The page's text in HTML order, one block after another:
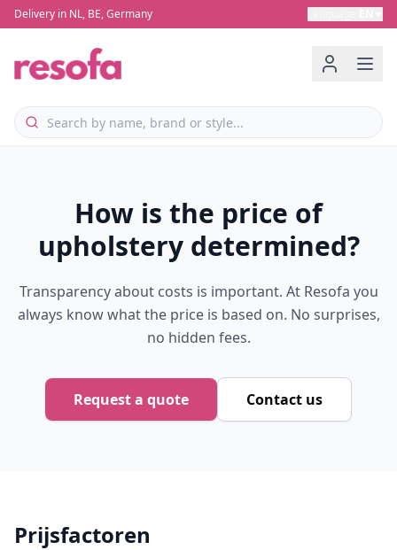
Delivery in NL, BE, Germany
How is the price of
upholstery determined?
Transparency about costs is important. At Resofa you
always know what the price is based on. No surprises,
no hidden fees.
Request a quote Contact us
Prijsfactoren